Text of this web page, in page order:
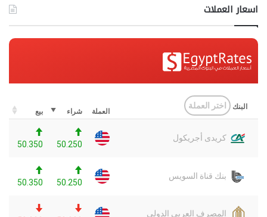
اسعار العملات